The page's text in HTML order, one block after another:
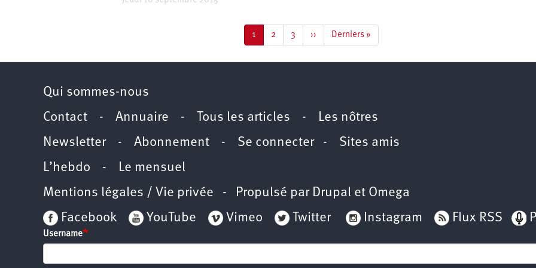
Page
courante
1 Page
2 Page
3
Page
suivante
››
Dernière
page
Derniers »
Qui sommes-nous
Contact - Annuaire - Tous les articles - Les nôtres
Newsletter- Abonnement - Se connecter- Sites amis
L’hebdo - Le mensuel
Mentions légales / Vie privée - Propulsé par Drupal et Omega
Facebook
YouTube Vimeo Twitter Instagram Flux RSS
Username